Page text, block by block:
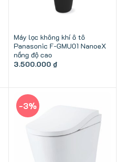
Máy lọc không khí ô tô
Panasonic F-GMU01 NanoeX
nồng độ cao
3.500.000 ₫
-3%